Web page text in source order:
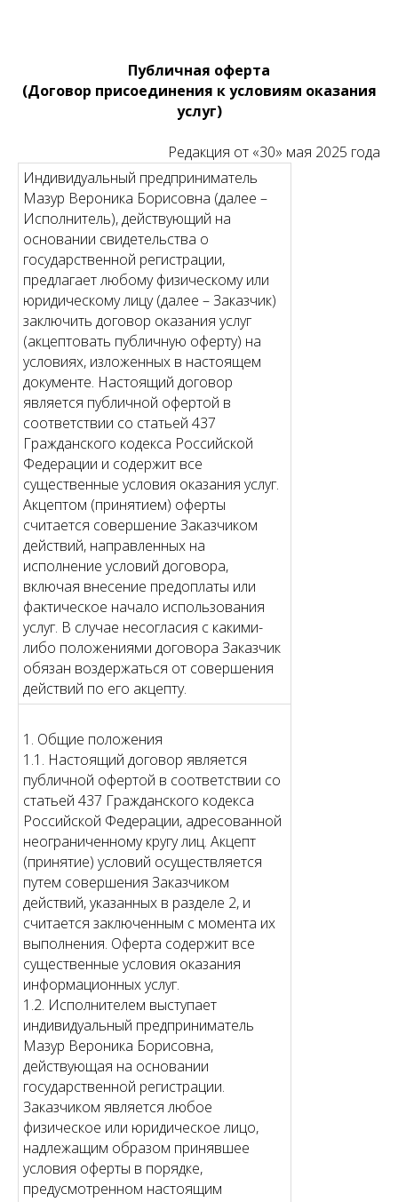
Публичная оферта
(Договор присоединения к условиям оказания
услуг)
Редакция от «30» мая 2025 года
Индивидуальный предприниматель
Мазур Вероника Борисовна (далее –
Исполнитель), действующий на
основании свидетельства о
государственной регистрации,
предлагает любому физическому или
юридическому лицу (далее – Заказчик)
заключить договор оказания услуг
(акцептовать публичную оферту) на
условиях, изложенных в настоящем
документе. Настоящий договор
является публичной офертой в
соответствии со статьей 437
Гражданского кодекса Российской
Федерации и содержит все
существенные условия оказания услуг.
Акцептом (принятием) оферты
считается совершение Заказчиком
действий, направленных на
исполнение условий договора,
включая внесение предоплаты или
фактическое начало использования
услуг. В случае несогласия с какими-
либо положениями договора Заказчик
обязан воздержаться от совершения
действий по его акцепту.
1. Общие положения
1.1. Настоящий договор является
публичной офертой в соответствии со
статьей 437 Гражданского кодекса
Российской Федерации, адресованной
неограниченному кругу лиц. Акцепт
(принятие) условий осуществляется
путем совершения Заказчиком
действий, указанных в разделе 2, и
считается заключенным с момента их
выполнения. Оферта содержит все
существенные условия оказания
информационных услуг.
1.2. Исполнителем выступает
индивидуальный предприниматель
Мазур Вероника Борисовна,
действующая на основании
государственной регистрации.
Заказчиком является любое
физическое или юридическое лицо,
надлежащим образом принявшее
условия оферты в порядке,
предусмотренном настоящим